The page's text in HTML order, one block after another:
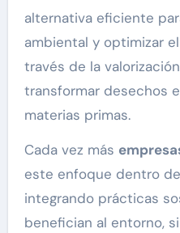
alternativa eficiente
ambiental y optimizar
través de la
transformar desechos
materias primas.
Cada vez más
este enfoque dentro
integrando prácticas
benefician al entorno,